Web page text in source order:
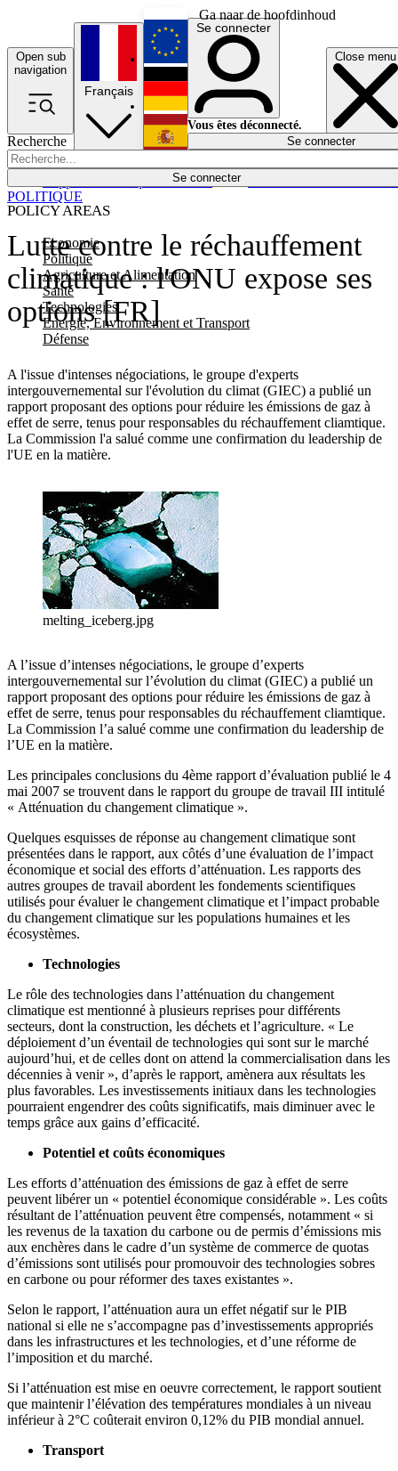
Ga naar de hoofdinhoud
Open sub
navigation
Close menu
Recherche
Se connecter
POLICY AREAS
Economie
Politique
Agriculture et Alimentation
Santé
Technologies
Energie, Environnement et Transport
Défense
Économie
Français
English
Deutsch
Español
Se connecter
Vous êtes déconnecté.
Se connecter
Lutte contre le réchauffement
climatique : l'ONU expose ses
options [FR]
A l'issue d'intenses négociations, le groupe d'experts
intergouvernemental sur l'évolution du climat (GIEC) a publié un
rapport proposant des options pour réduire les émissions de gaz à
effet de serre, tenus pour responsables du réchauffement cliamtique.
La Commission l'a salué comme une confirmation du leadership de
l'UE en la matière.
POLITIQUE
melting_iceberg.jpg
A l’issue d’intenses négociations, le groupe d’experts
intergouvernemental sur l’évolution du climat (GIEC) a publié un
rapport proposant des options pour réduire les émissions de gaz à
effet de serre, tenus pour responsables du réchauffement cliamtique.
La Commission l’a salué comme une confirmation du leadership de
l’UE en la matière.
Les principales conclusions du 4ème rapport d’évaluation publié le 4
mai 2007 se trouvent dans le rapport du groupe de travail III intitulé
« Atténuation du changement climatique ».
Quelques esquisses de réponse au changement climatique sont
présentées dans le rapport, aux côtés d’une évaluation de l’impact
économique et social des efforts d’atténuation. Les rapports des
autres groupes de travail abordent les fondements scientifiques
utilisés pour évaluer le changement climatique et l’impact probable
du changement climatique sur les populations humaines et les
écosystèmes.
Technologies
Le rôle des technologies dans l’atténuation du changement
climatique est mentionné à plusieurs reprises pour différents
secteurs, dont la construction, les déchets et l’agriculture. « Le
déploiement d’un éventail de technologies qui sont sur le marché
aujourd’hui, et de celles dont on attend la commercialisation dans les
décennies à venir », d’après le rapport, amènera aux résultats les
plus favorables. Les investissements initiaux dans les technologies
pourraient engendrer des coûts significatifs, mais diminuer avec le
temps grâce aux gains d’efficacité.
Potentiel et coûts économiques
Les efforts d’atténuation des émissions de gaz à effet de serre
peuvent libérer un « potentiel économique considérable ». Les coûts
résultant de l’atténuation peuvent être compensés, notamment « si
les revenus de la taxation du carbone ou de permis d’émissions mis
aux enchères dans le cadre d’un système de commerce de quotas
d’émissions sont utilisés pour promouvoir des technologies sobres
en carbone ou pour réformer des taxes existantes ».
Selon le rapport, l’atténuation aura un effet négatif sur le PIB
national si elle ne s’accompagne pas d’investissements appropriés
dans les infrastructures et les technologies, et d’une réforme de
l’imposition et du marché.
Si l’atténuation est mise en oeuvre correctement, le rapport soutient
que maintenir l’élévation des températures mondiales à un niveau
inférieur à 2°C coûterait environ 0,12% du PIB mondial annuel.
Transport